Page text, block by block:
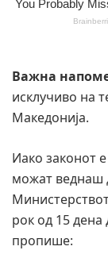
Важна
исклучиво на
Македонија.
Иако законот
можат веднаш
рок од 15 дена
пропише: